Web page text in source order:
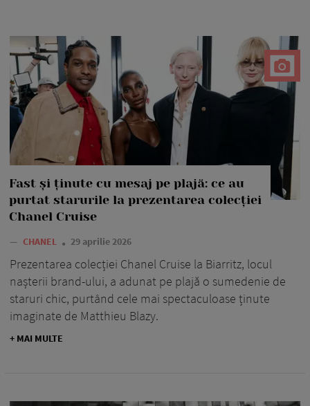
Fast și ținute cu mesaj pe plajă: ce au
purtat starurile la prezentarea colecției
Chanel Cruise
— CHANEL 29 aprilie 2026
Prezentarea colecției Chanel Cruise la Biarritz, locul
nașterii brand-ului, a adunat pe plajă o sumedenie de
staruri chic, purtând cele mai spectaculoase ținute
imaginate de Matthieu Blazy.
+ MAI MULTE